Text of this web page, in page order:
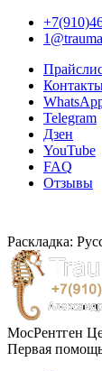
Telegram
Дзен
YouTube
FAQ
Отзывы
Раскладка:
МосРентген
Первая